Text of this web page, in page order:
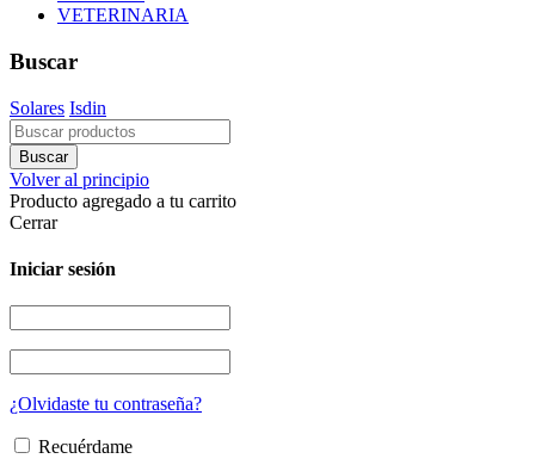
VETERINARIA
Buscar
Solares Isdin
Volver al principio
Producto agregado a tu carrito
Cerrar
Iniciar sesión
¿Olvidaste tu contraseña?
Recuérdame